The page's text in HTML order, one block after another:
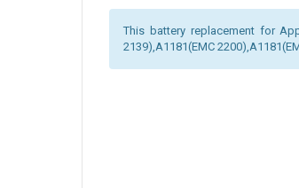
This battery replacement for
2139),A1181(EMC